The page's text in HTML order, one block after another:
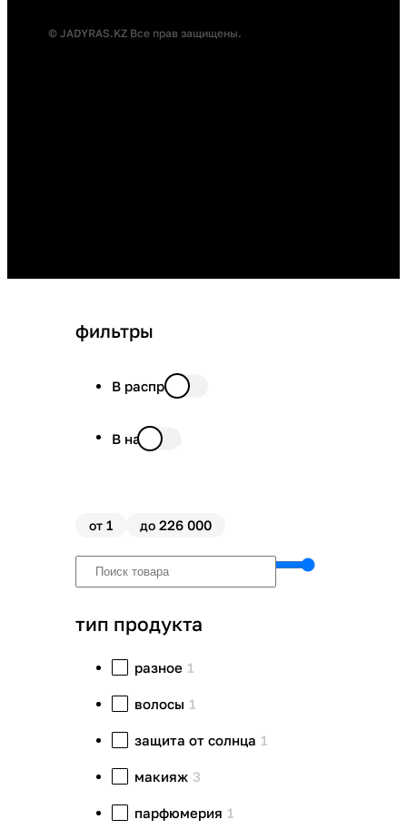
© JADYRAS.KZ Все прав защищены.
фильтры
В распродаже
В наличии
от 1 до 226 000
тип продукта
разное 1
волосы 1
защита от солнца 1
макияж 3
парфюмерия 1